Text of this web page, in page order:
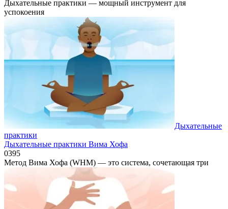
Дыхательные практики — мощный инструмент для
успокоения
Дыхательные
практики
Дыхательные практики Вима Хофа
0395
Метод Вима Хофа (WHM) — это система, сочетающая три